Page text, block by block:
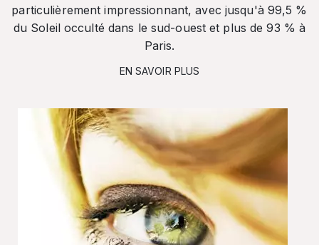
particulièrement impressionnant, avec jusqu'à 99,5 %
du Soleil occulté dans le sud-ouest et plus de 93 % à
Paris.
EN SAVOIR PLUS